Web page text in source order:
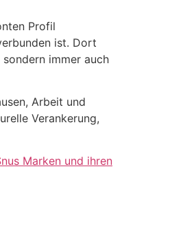
Profil
ist. Dort
immer auch
Arbeit und
Verankerung,
Marken und ihren